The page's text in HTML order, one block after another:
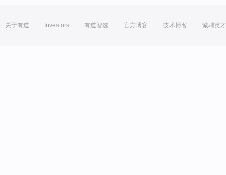
关于有道 Investors 有道智选 官方博客 技术博客 诚聘英才